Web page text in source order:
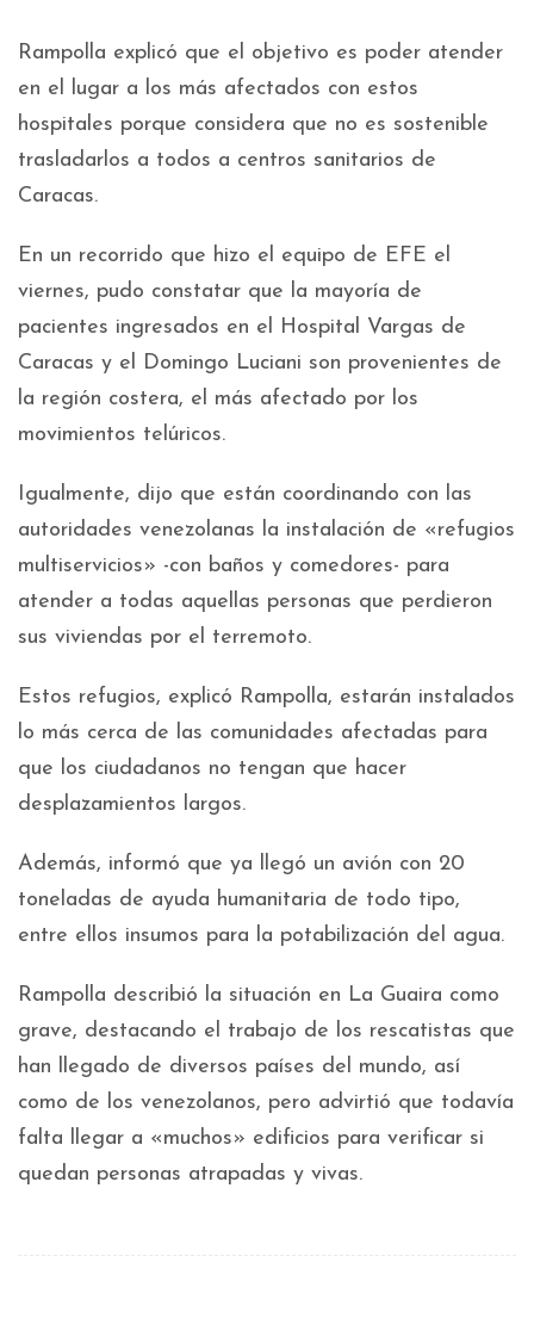
Rampolla explicó que el objetivo es poder atender
en el lugar a los más afectados con estos
hospitales porque considera que no es sostenible
trasladarlos a todos a centros sanitarios de
Caracas.
En un recorrido que hizo el equipo de EFE el
viernes, pudo constatar que la mayoría de
pacientes ingresados en el Hospital Vargas de
Caracas y el Domingo Luciani son provenientes de
la región costera, el más afectado por los
movimientos telúricos.
Igualmente, dijo que están coordinando con las
autoridades venezolanas la instalación de «refugios
multiservicios» -con baños y comedores- para
atender a todas aquellas personas que perdieron
sus viviendas por el terremoto.
Estos refugios, explicó Rampolla, estarán instalados
lo más cerca de las comunidades afectadas para
que los ciudadanos no tengan que hacer
desplazamientos largos.
Además, informó que ya llegó un avión con 20
toneladas de ayuda humanitaria de todo tipo,
entre ellos insumos para la potabilización del agua.
Rampolla describió la situación en La Guaira como
grave, destacando el trabajo de los rescatistas que
han llegado de diversos países del mundo, así
como de los venezolanos, pero advirtió que todavía
falta llegar a «muchos» edificios para verificar si
quedan personas atrapadas y vivas.